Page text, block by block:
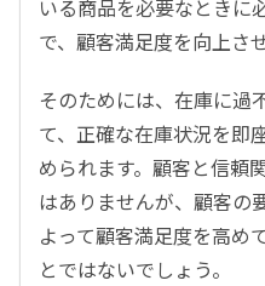
いる商品を必要なときに
で、顧客満足度を向上さ
そのためには、在庫に過
て、正確な在庫状況を即
められます。顧客と信頼
はありませんが、顧客の
よって顧客満足度を高め
とではないでしょう。